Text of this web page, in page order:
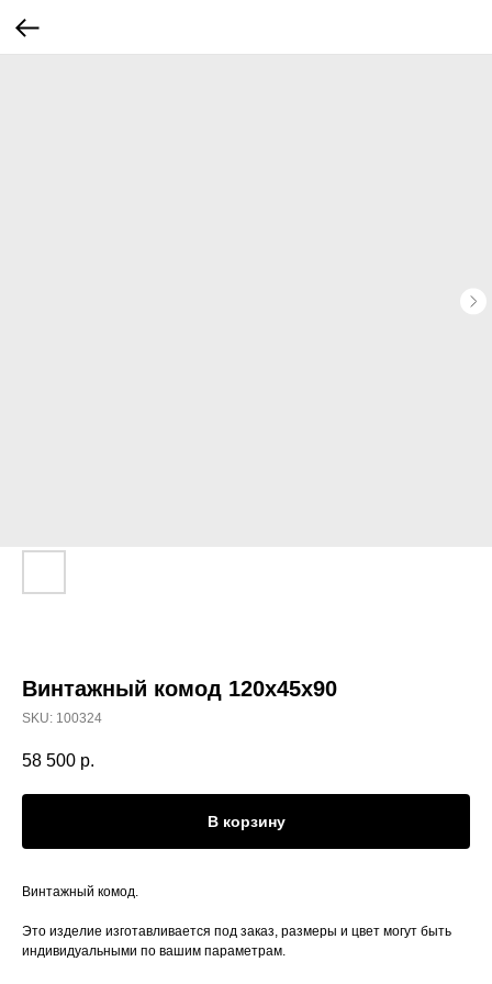
Винтажный комод 120x45х90
SKU: 100324
58 500 р.
В корзину
Винтажный комод.
Это изделие изготавливается под заказ, размеры и цвет могут быть
индивидуальными по вашим параметрам.